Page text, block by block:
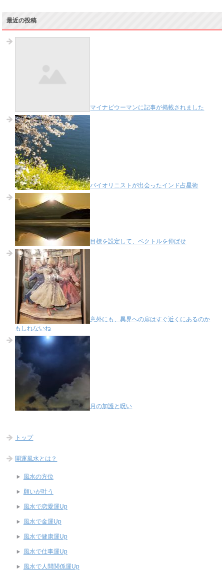
最近の投稿
マイナビウーマンに記事が掲載されました
バイオリニストが出会ったインド占星術
目標を設定して、ベクトルを伸ばせ
意外にも、異界への扉はすぐ近くにあるのか
もしれないね
月の加護と呪い
トップ
開運風水とは？
風水の方位
願いが叶う
風水で恋愛運Up
風水で金運Up
風水で健康運Up
風水で仕事運Up
風水で人間関係運Up